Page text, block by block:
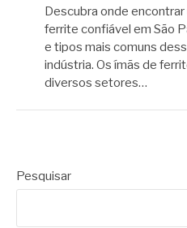
Descubra onde
ferrite confiável em São
e tipos mais comuns
indústria. Os ímãs de
diversos setores…
Pesquisar